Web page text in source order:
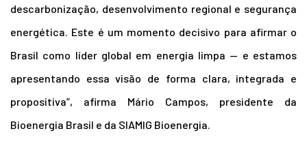
descarbonização, desenvolvimento regional e segurança
energética. Este é um momento decisivo para afirmar o
Brasil como líder global em energia limpa — e estamos
apresentando essa visão de forma clara, integrada e
propositiva”, afirma Mário Campos, presidente da
Bioenergia Brasil e da SIAMIG Bioenergia.